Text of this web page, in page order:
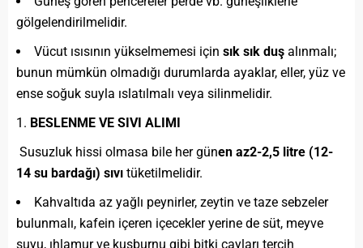
gölgelendirilmelidir.
Vücut ısısının yükselmemesi için sık sık duş alınmalı;
bunun mümkün olmadığı durumlarda ayaklar, eller, yüz ve
ense soğuk suyla ıslatılmalı veya silinmelidir.
BESLENME VE SIVI ALIMI
Susuzluk hissi olmasa bile her günen az2-2,5 litre (12-
14 su bardağı) sıvı tüketilmelidir.
Kahvaltıda az yağlı peynirler, zeytin ve taze sebzeler
bulunmalı, kafein içeren içecekler yerine de süt, meyve
suyu, ıhlamur ve kuşburnu gibi bitki çayları tercih